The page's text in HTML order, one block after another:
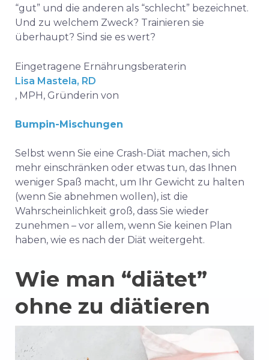
“gut” und die anderen als “schlecht” bezeichnet.
Und zu welchem Zweck? Trainieren sie
überhaupt? Sind sie es wert?
Eingetragene Ernährungsberaterin
Lisa Mastela, RD
, MPH, Gründerin von
Bumpin-Mischungen
Selbst wenn Sie eine Crash-Diät machen, sich
mehr einschränken oder etwas tun, das Ihnen
weniger Spaß macht, um Ihr Gewicht zu halten
(wenn Sie abnehmen wollen), ist die
Wahrscheinlichkeit groß, dass Sie wieder
zunehmen – vor allem, wenn Sie keinen Plan
haben, wie es nach der Diät weitergeht.
Wie man “diätet”
ohne zu diätieren